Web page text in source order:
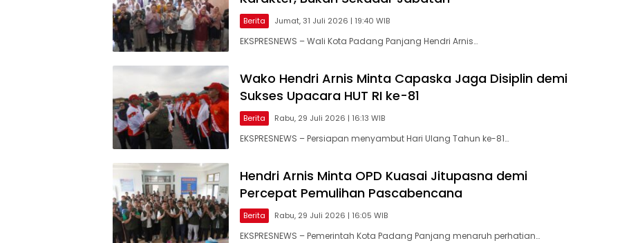
Berita Jumat, 31 Juli 2026 | 19:40 WIB
EKSPRESNEWS – Wali Kota Padang Panjang Hendri Arnis…
Wako Hendri Arnis Minta Capaska Jaga Disiplin demi
Sukses Upacara HUT RI ke-81
Berita Rabu, 29 Juli 2026 | 16:13 WIB
EKSPRESNEWS – Persiapan menyambut Hari Ulang Tahun ke-81…
Hendri Arnis Minta OPD Kuasai Jitupasna demi
Percepat Pemulihan Pascabencana
Berita Rabu, 29 Juli 2026 | 16:05 WIB
EKSPRESNEWS – Pemerintah Kota Padang Panjang menaruh perhatian…